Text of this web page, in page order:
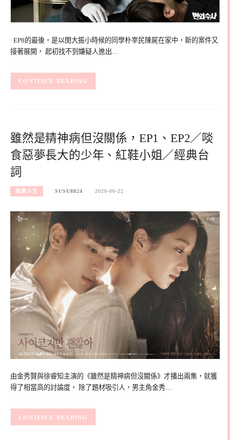
EP8的最後，是以閔大振小時候的同學朴宰民陳屍在家中，新的案件又
接著展開， 起初找不到嫌疑人進出…
CONTINUE READING
雖然是精神病但沒關係，EP1、EP2／啖
食惡夢長大的少年、紅鞋小姐／經典台
詞
追劇人生 SUSU8824 2020-06-22
由金秀賢與徐睿知主演的《雖然是精神病但沒關係》才播出兩集，就獲
得了相當高的討論度， 除了題材吸引人，男主角金秀…
CONTINUE READING